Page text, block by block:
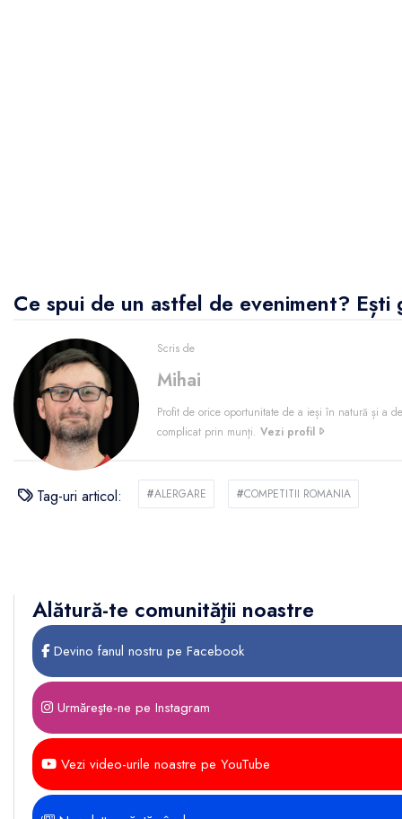
Ce spui de un astfel de eveniment?
Scris de
Mihai
Profit de orice oportunitate de a ieși în natură și a
complicat prin munți. Vezi profil
Tag-uri articol: #ALERGARE #COMPETITII ROMANIA
Alătură-te comunităţii noastre
Devino fanul nostru pe Facebook
Urmăreşte-ne pe Instagram
Vezi video-urile noastre pe YouTube